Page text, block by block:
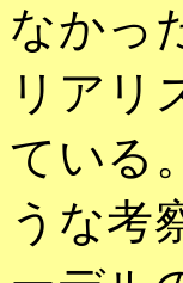
なかっ
リアリ
ている
うな考